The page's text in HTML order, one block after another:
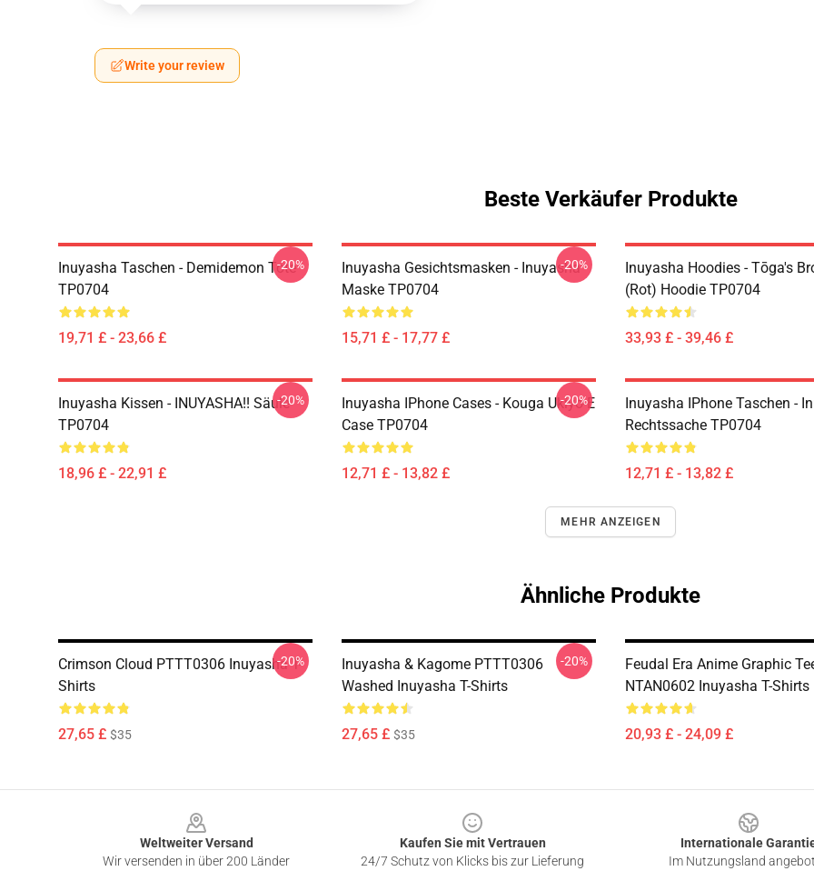
Write your review
Beste Verkäufer Produkte
Inuyasha Taschen - Demidemon Tote
TP0704
19,71 £ - 23,66 £
-20%
Inuyasha Gesichtsmasken - Inuyasha
Maske TP0704
15,71 £ - 17,77 £
-20%
Inuyasha Hoodies - Tōga's
(rot) Hoodie TP0704
33,93 £ - 39,46 £
Inuyasha Kissen - INUYASHA!! Säule
TP0704
18,96 £ - 22,91 £
-20%
Inuyasha IPhone Cases - Kouga Ukiyo-E
Case TP0704
12,71 £ - 13,82 £
-20%
Inuyasha IPhone Taschen -
Rechtssache TP0704
12,71 £ - 13,82 £
MEHR ANZEIGEN
Ähnliche Produkte
Crimson Cloud PTTT0306 Inuyasha T-
Shirts
27,65 £ $35
-20%
Inuyasha & Kagome PTTT0306
Washed Inuyasha T-Shirts
27,65 £ $35
-20%
Feudal Era Anime Graphic
NTAN0602 Inuyasha T-Shirts
20,93 £ - 24,09 £
Weltweiter Versand
Wir versenden in über 200 Länder
Kaufen Sie mit Vertrauen
24/7 Schutz von Klicks bis zur Lieferung
Internationale
Im Nutzungsland